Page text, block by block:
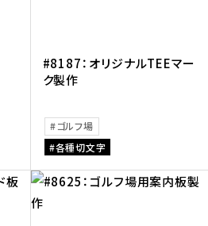
#8187：オリジナルTEEマー
ク製作
ゴルフ場
各種切文字